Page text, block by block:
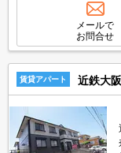
ンクローゼットも完備♪
メールで
お問合せ
賃貸アパート 近鉄大